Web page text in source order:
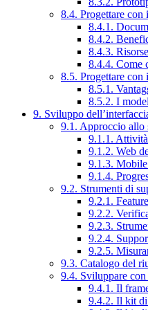
8.4. Progettare con
8.4.1.
8.4.2.
8.4.3.
8.4.4. Come
8.5. Progettare
8.5.1.
8.5.2. I
9. Sviluppo
9.1. Approccio allo
9.1.1.
9.1.2. Web
9.1.3.
9.1.4.
9.2. Strumenti di
9.2.1.
9.2.2.
9.2.3.
9.2.4.
9.2.5.
9.3. Catalogo del
9.4. Sviluppare
9.4.1. Il
9.4.2. Il kit